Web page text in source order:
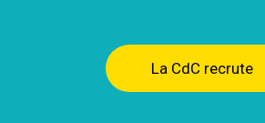
La CdC recrute